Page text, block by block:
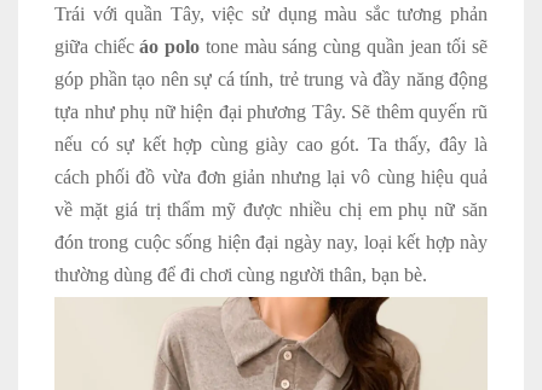
Trái với quần Tây, việc sử dụng màu sắc tương phản
giữa chiếcáo polo tone màu sáng cùng quần jean tối sẽ
góp phần tạo nên sự cá tính, trẻ trung và đầy năng động
tựa như phụ nữ hiện đại phương Tây. Sẽ thêm quyến rũ
nếu có sự kết hợp cùng giày cao gót. Ta thấy, đây là
cách phối đồ vừa đơn giản nhưng lại vô cùng hiệu quả
về mặt giá trị thẩm mỹ được nhiều chị em phụ nữ săn
đón trong cuộc sống hiện đại ngày nay, loại kết hợp này
thường dùng để đi chơi cùng người thân, bạn bè.